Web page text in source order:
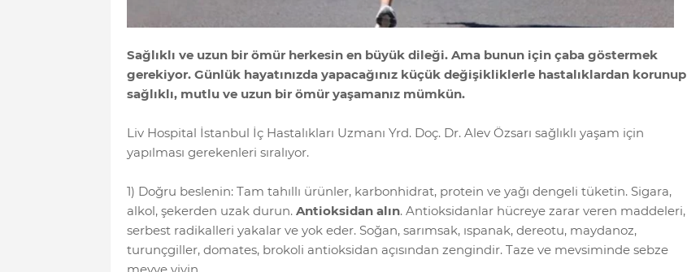
Sağlıklı ve uzun bir ömür herkesin en büyük dileği. Ama bunun için çaba göstermek
gerekiyor. Günlük hayatınızda yapacağınız küçük değişikliklerle hastalıklardan korunup
sağlıklı, mutlu ve uzun bir ömür yaşamanız mümkün.
Liv Hospital İstanbul İç Hastalıkları Uzmanı Yrd. Doç. Dr. Alev Özsarı sağlıklı yaşam için
yapılması gerekenleri sıralıyor.
1) Doğru beslenin: Tam tahıllı ürünler, karbonhidrat, protein ve yağı dengeli tüketin. Sigara,
alkol, şekerden uzak durun. Antioksidan alın. Antioksidanlar hücreye zarar veren maddeleri,
serbest radikalleri yakalar ve yok eder. Soğan, sarımsak, ıspanak, dereotu, maydanoz,
turunçgiller, domates, brokoli antioksidan açısından zengindir. Taze ve mevsiminde sebze